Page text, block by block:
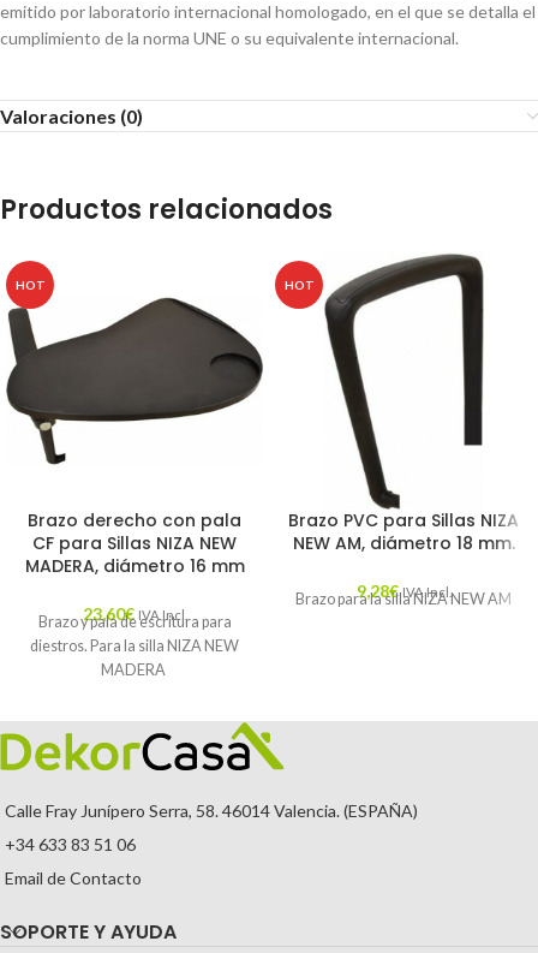
emitido por laboratorio internacional homologado, en el que se detalla el
cumplimiento de la norma UNE o su equivalente internacional.
Valoraciones (0)
Productos relacionados
HOT
Brazo derecho con pala
CF para Sillas NIZA NEW
MADERA, diámetro 16 mm
23,60€ IVA Incl.
Brazo y pala de escritura para
diestros. Para la silla NIZA NEW
MADERA
HOT
Brazo PVC para Sillas NIZA
NEW AM, diámetro 18 mm.
9,28€ IVA Incl.
Brazo para la silla NIZA NEW AM
Calle Fray Junípero Serra, 58. 46014 Valencia. (ESPAÑA)
+34 633 83 51 06
Email de Contacto
SOPORTE Y AYUDA